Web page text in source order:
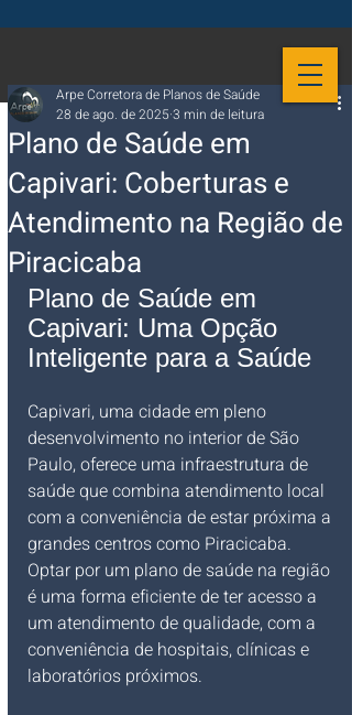
Plano de Saúde em
Capivari: Coberturas e
Atendimento na Região de
Piracicaba
Arpe Corretora de Planos de Saúde
28 de ago. de 2025 3 min de leitura
Plano de Saúde em
Capivari: Uma Opção
Inteligente para a Saúde
Capivari, uma cidade em pleno
desenvolvimento no interior de São
Paulo, oferece uma infraestrutura de
saúde que combina atendimento local
com a conveniência de estar próxima a
grandes centros como Piracicaba.
Optar por um plano de saúde na região
é uma forma eficiente de ter acesso a
um atendimento de qualidade, com a
conveniência de hospitais, clínicas e
laboratórios próximos.